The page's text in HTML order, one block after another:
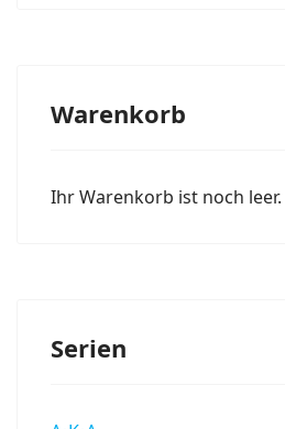
Warenkorb
Ihr Warenkorb ist noch leer.
Serien